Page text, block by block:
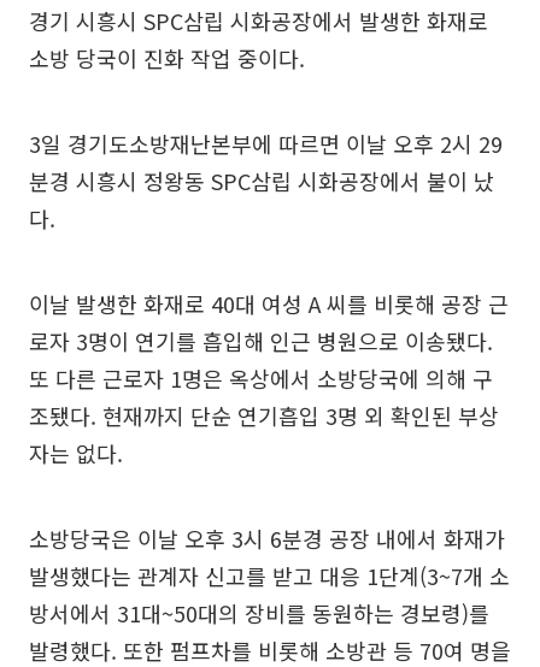
경기 시흥시 SPC삼립 시화공장에서 발생한 화재로
소방 당국이 진화 작업 중이다.
3일 경기도소방재난본부에 따르면 이날 오후 2시 29
분경 시흥시 정왕동 SPC삼립 시화공장에서 불이 났
다.
이날 발생한 화재로 40대 여성 A 씨를 비롯해 공장 근
로자 3명이 연기를 흡입해 인근 병원으로 이송됐다.
또 다른 근로자 1명은 옥상에서 소방당국에 의해 구
조됐다. 현재까지 단순 연기흡입 3명 외 확인된 부상
자는 없다.
소방당국은 이날 오후 3시 6분경 공장 내에서 화재가
발생했다는 관계자 신고를 받고 대응 1단계(3~7개 소
방서에서 31대~50대의 장비를 동원하는 경보령)를
발령했다. 또한 펌프차를 비롯해 소방관 등 70여 명을